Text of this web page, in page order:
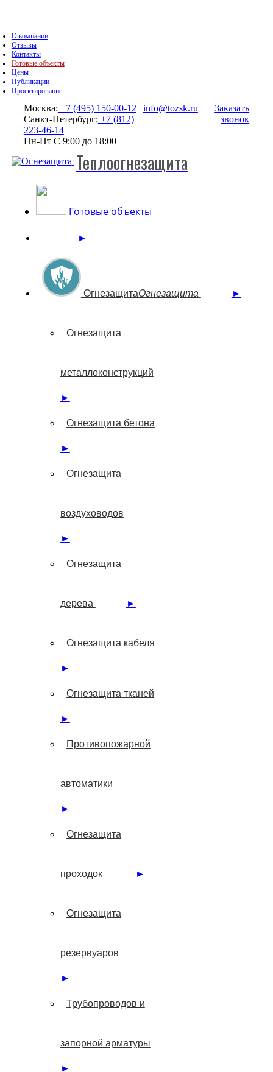
О компании
Отзывы
Контакты
Готовые объекты
Цены
Публикации
Проектирование
Москва: +7 (495) 150-00-12
Санкт-Петербург: +7 (812)
223-46-14
Пн-Пт С 9:00 до 18:00
info@tozsk.ru
Заказать
звонок
Теплоогнезащита
Готовые объекты
►
ОгнезащитаОгнезащита ►
Огнезащита
металлоконструкций
►
Огнезащита бетона
►
Огнезащита
воздуховодов
►
Огнезащита
дерева ►
Огнезащита кабеля
►
Огнезащита тканей
►
Противопожарной
автоматики
►
Огнезащита
проходок ►
Огнезащита
резервуаров
►
Трубопроводов и
запорной арматуры
►